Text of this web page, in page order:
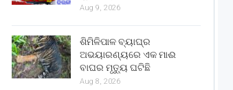
Aug 9, 2026
ଶିମିଳିପାଳ ବ୍ୟାଘ୍ର
ଅଭୟାରଣ୍ୟରେ ଏକ ମାଈ
ବାଘର ମୃତ୍ୟୁ ଘଟିଛି
Aug 8, 2026